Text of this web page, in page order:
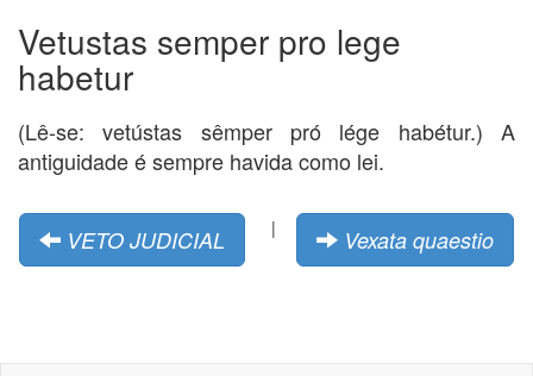
Vetustas semper pro lege
habetur
(Lê-se: vetústas sêmper pró lége habétur.) A
antiguidade é sempre havida como lei.
VETO JUDICIAL | Vexata quaestio